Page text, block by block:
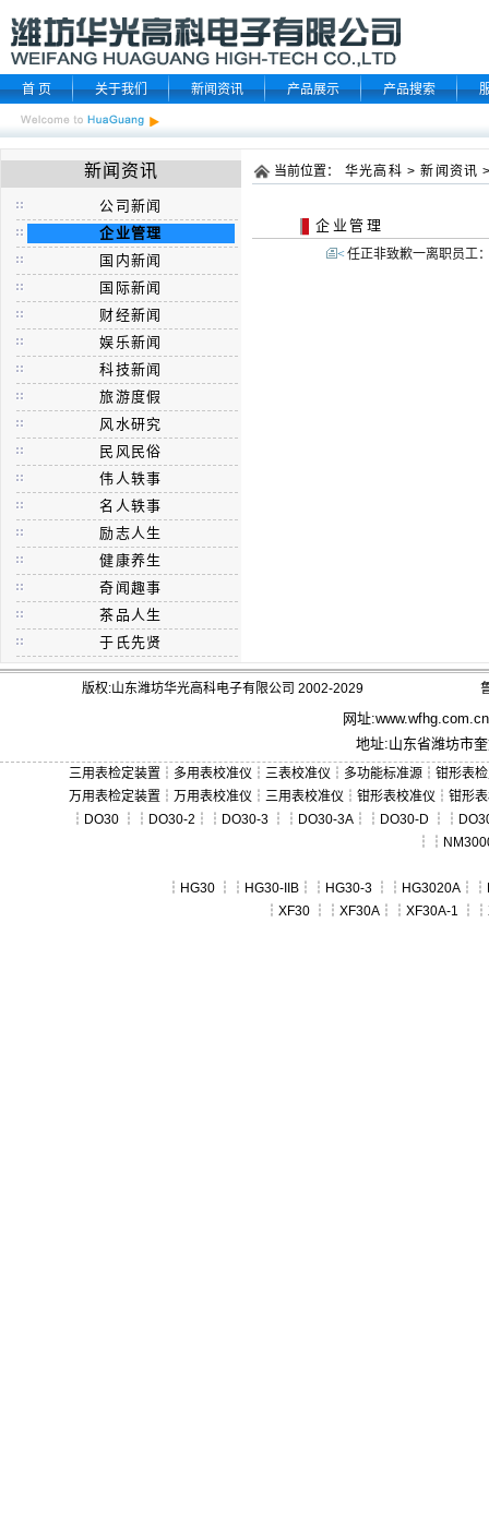
首 页 关于我们 新闻资讯 产品展示 产品搜索
新闻资讯
公司新闻
企业管理
国内新闻
国际新闻
财经新闻
娱乐新闻
科技新闻
旅游度假
风水研究
民风民俗
伟人轶事
名人轶事
励志人生
健康养生
奇闻趣事
茶品人生
于氏先贤
当前位置： 华光高科 >新闻资讯
企业管理
<任正非致歉一离职员工
版权:山东潍坊华光高科电子有限公司 2002-2029
网址:www.wfhg.com.cn
地址:山东省潍坊市
三用表检定装置 ┆ 多用表校准仪 ┆ 三表校准仪 ┆ 多功能标准源 ┆ 钳形表
万用表检定装置 ┆ 万用表校准仪 ┆ 三用表校准仪 ┆ 钳形表校准仪 ┆ 钳形
┆ DO30 ┆┆ DO30-2 ┆┆ DO30-3 ┆┆ DO30-3A ┆┆ DO30-D ┆┆
┆┆
┆ HG30 ┆┆ HG30-IIB ┆┆ HG30-3 ┆┆ HG3020A ┆┆
┆ XF30 ┆┆ XF30A ┆┆ XF30A-1 ┆┆